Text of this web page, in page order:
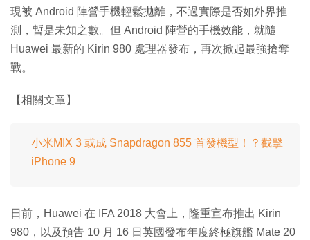
現被 Android 陣營手機輕鬆拋離，不過實際是否如外界推
測，暫是未知之數。但 Android 陣營的手機效能，就隨
Huawei 最新的 Kirin 980 處理器發布，再次掀起最強搶奪
戰。
【相關文章】
小米MIX 3 或成 Snapdragon 855 首發機型！？截擊
iPhone 9
日前，Huawei 在 IFA 2018 大會上，隆重宣布推出 Kirin
980，以及預告 10 月 16 日英國發布年度終極旗艦 Mate 20